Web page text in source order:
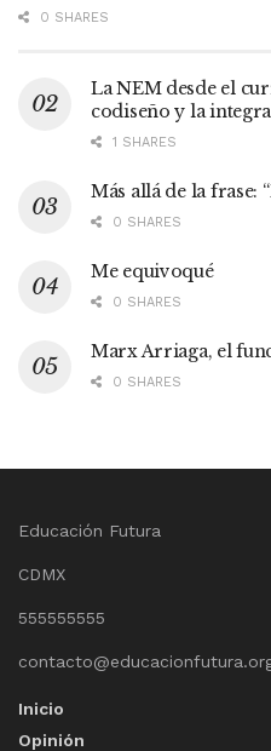
0 SHARES
La NEM desde el
codiseño y la
1 SHARES
Más allá de la frase:
0 SHARES
Me equivoqué
0 SHARES
Marx Arriaga, el
0 SHARES
Educación Futura
CDMX
555555555
Inicio
Opinión